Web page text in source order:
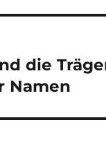
die
Namen